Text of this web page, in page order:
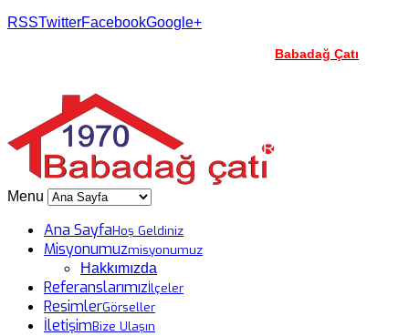
RSSTwitterFacebookGoogle+
Babadağ Çatı
Menu
Ana SayfaHoş Geldiniz
Misyonumuzmisyonumuz
Hakkımızda
Referanslarımızİlçeler
ResimlerGörseller
İletişimBize Ulaşın